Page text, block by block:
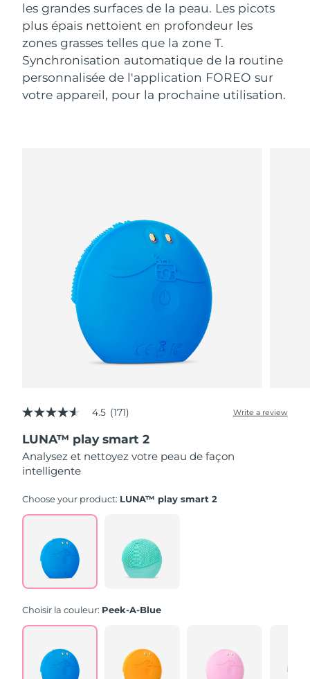
les grandes surfaces de la peau. Les picots
plus épais nettoient en profondeur les
zones grasses telles que la zone T.
Synchronisation automatique de la routine
personnalisée de l'application FOREO sur
votre appareil, pour la prochaine utilisation.
4.5
of
5
stars,
average
value.
Read
171
Same
page
link.
4.5 (171) Write a review
LUNA™ play smart 2
Analysez et nettoyez votre peau de façon
intelligente
Choose your product: LUNA™ play smart 2
Choisir la couleur: Peek-A-Blue